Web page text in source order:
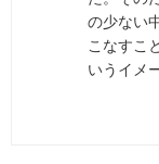
の少ない
こなすこ
いうイメ